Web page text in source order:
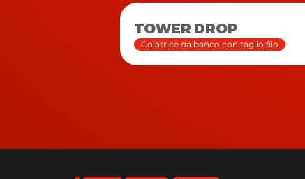
TOWER DROP
Colatrice da banco con taglio filo